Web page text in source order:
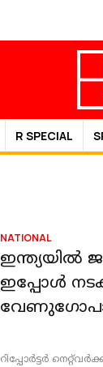
R SPECIAL
NATIONAL
ഇന്ത്യയില്‍
ഇപ്പോള്‍
റിപ്പോർട്ടർ